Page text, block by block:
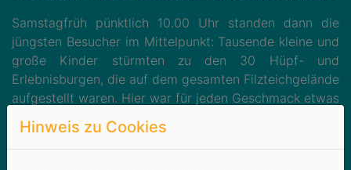
Samstagfrüh pünktlich 10.00 Uhr standen dann die
jüngsten Besucher im Mittelpunkt: Tausende kleine und
große Kinder stürmten zu den 30 Hüpf- und
Erlebnisburgen, die auf dem gesamten Filzteichgelände
aufgestellt waren. Hier war für jeden Geschmack etwas
dabei: ein großes Piratenschiff für alle furchtlosen
Piraten, Klettertürme für alle „Bergsteiger“,
Riesenrutschen für Wagemutige, verschiedene
Hinweis zu Cookies